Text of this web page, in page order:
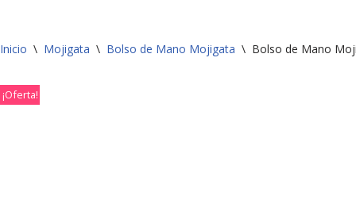
Inicio \ Mojigata \ Bolso de Mano Mojigata \ Bolso de Mano
¡Oferta!